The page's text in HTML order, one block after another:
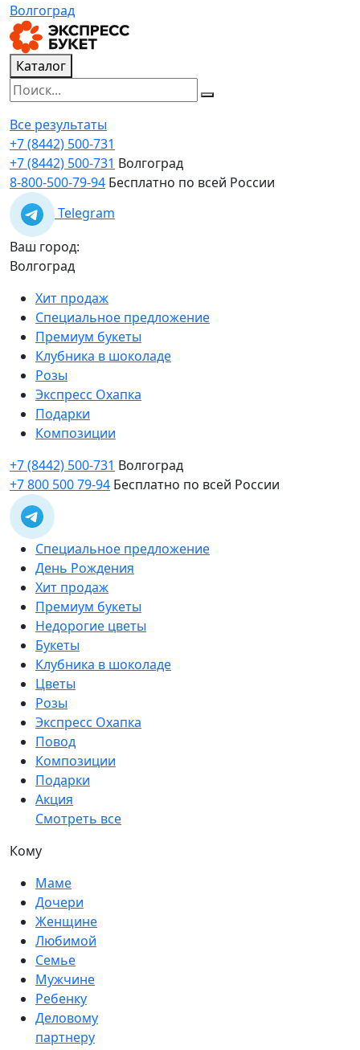
Волгоград
Каталог
Все результаты
+7 (8442) 500-731
+7 (8442) 500-731 Волгоград
8-800-500-79-94 Бесплатно по всей России
Telegram
Ваш город:
Волгоград
Хит продаж
Специальное предложение
Премиум букеты
Клубника в шоколаде
Розы
Экспресс Охапка
Подарки
Композиции
+7 (8442) 500-731 Волгоград
+7 800 500 79-94 Бесплатно по всей России
Специальное предложение
День Рождения
Хит продаж
Премиум букеты
Недорогие цветы
Букеты
Клубника в шоколаде
Цветы
Розы
Экспресс Охапка
Повод
Композиции
Подарки
Акция
Смотреть все
Кому
Маме
Дочери
Женщине
Любимой
Семье
Мужчине
Ребенку
Деловому
партнеру